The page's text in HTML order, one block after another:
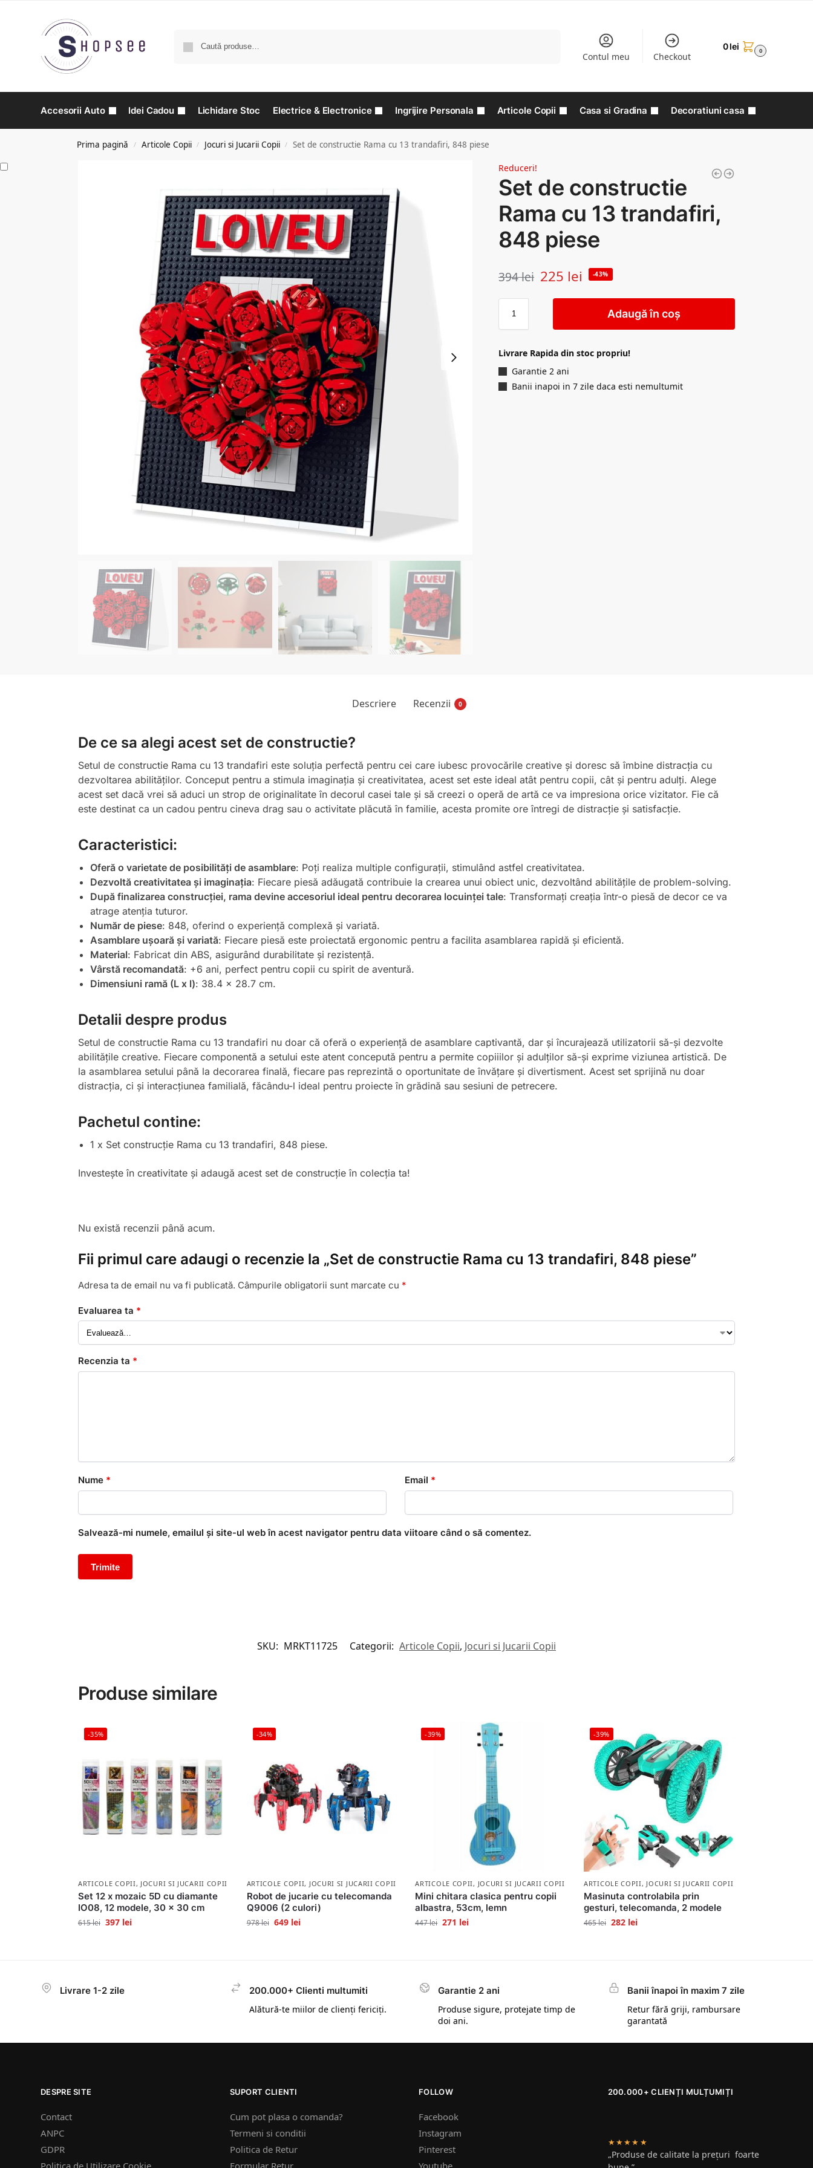
Contul meu Checkout
0lei 0
Accesorii Auto Idei Cadou Lichidare Stoc Electrice & Electronice Ingrijire Personala Articole Copii Casa si Gradina Decoratiuni casa
Prima pagină / Articole Copii / Jocuri si Jucarii Copii / Set de constructie Rama cu 13 trandafiri, 848 piese
Reduceri!
Set de constructie
Rama cu 13 trandafiri,
848 piese
394lei 225 lei -43%
Adaugă în coș
Livrare Rapida din stoc propriu!
Garantie 2 ani
Banii inapoi in 7 zile daca esti nemultumit
Descriere Recenzii 0
De ce sa alegi acest set de constructie?
Setul de constructie Rama cu 13 trandafiri este soluția perfectă pentru cei care iubesc provocările creative și doresc să îmbine distracția cu
dezvoltarea abilităților. Conceput pentru a stimula imaginația și creativitatea, acest set este ideal atât pentru copii, cât și pentru adulți. Alege
acest set dacă vrei să aduci un strop de originalitate în decorul casei tale și să creezi o operă de artă ce va impresiona orice vizitator. Fie că
este destinat ca un cadou pentru cineva drag sau o activitate plăcută în familie, acesta promite ore întregi de distracție și satisfacție.
Caracteristici:
Oferă o varietate de posibilități de asamblare: Poți realiza multiple configurații, stimulând astfel creativitatea.
Dezvoltă creativitatea și imaginația: Fiecare piesă adăugată contribuie la crearea unui obiect unic, dezvoltând abilitățile de problem-solving.
După finalizarea construcției, rama devine accesoriul ideal pentru decorarea locuinței tale: Transformați creația într-o piesă de decor ce va
atrage atenția tuturor.
Număr de piese: 848, oferind o experiență complexă și variată.
Asamblare ușoară și variată: Fiecare piesă este proiectată ergonomic pentru a facilita asamblarea rapidă și eficientă.
Material: Fabricat din ABS, asigurând durabilitate și rezistență.
Vârstă recomandată: +6 ani, perfect pentru copii cu spirit de aventură.
Dimensiuni ramă (L x l): 38.4 x 28.7 cm.
Detalii despre produs
Setul de constructie Rama cu 13 trandafiri nu doar că oferă o experiență de asamblare captivantă, dar și încurajează utilizatorii să-și dezvolte
abilitățile creative. Fiecare componentă a setului este atent concepută pentru a permite copiiilor și adulților să-și exprime viziunea artistică. De
la asamblarea setului până la decorarea finală, fiecare pas reprezintă o oportunitate de învățare și divertisment. Acest set sprijină nu doar
distracția, ci și interacțiunea familială, făcându-l ideal pentru proiecte în grădină sau sesiuni de petrecere.
Pachetul contine:
1 x Set construcție Rama cu 13 trandafiri, 848 piese.
Investește în creativitate și adaugă acest set de construcție în colecția ta!
Nu există recenzii până acum.
Fii primul care adaugi o recenzie la „Set de constructie Rama cu 13 trandafiri, 848 piese”
Adresa ta de email nu va fi publicată. Câmpurile obligatorii sunt marcate cu *
Evaluarea ta *
Recenzia ta *
Nume * Email *
Salvează-mi numele, emailul și site-ul web în acest navigator pentru data viitoare când o să comentez.
SKU: MRKT11725 Categorii: Articole Copii, Jocuri si Jucarii Copii
Produse similare
-35%
ARTICOLE COPII, JOCURI SI JUCARII COPII
Set 12 x mozaic 5D cu diamante
IO08, 12 modele, 30 x 30 cm
615lei 397 lei
-34%
ARTICOLE COPII, JOCURI SI JUCARII COPII
Robot de jucarie cu telecomanda
Q9006 (2 culori)
978lei 649 lei
-39%
ARTICOLE COPII, JOCURI SI JUCARII COPII
Mini chitara clasica pentru copii
albastra, 53cm, lemn
447lei 271 lei
-39%
ARTICOLE COPII, JOCURI SI JUCARII COPII
Masinuta controlabila prin
gesturi, telecomanda, 2 modele
465lei 282 lei
Livrare 1-2 zile
200.000+ Clienti multumiti
Alătură-te miilor de clienți fericiți.
Garantie 2 ani
Produse sigure, protejate timp de
doi ani.
Banii înapoi în maxim 7 zile
Retur fără griji, rambursare
garantată
DESPRE SITE
Contact
ANPC
GDPR
SUPORT CLIENTI
Cum pot plasa o comanda?
Termeni si conditii
Politica de Retur
FOLLOW
Facebook
Instagram
Pinterest
200.000+ CLIENȚI MULȚUMIȚI
★★★★★
„Produse de calitate la prețuri foarte